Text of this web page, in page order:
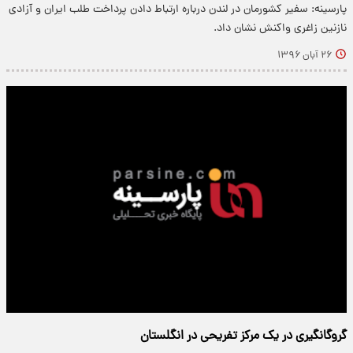
پارسینه: سفیر کشورمان در لندن درباره ارتباط دادن پرداخت طلب ایران و آزادی
نازنین زاغری واکنش نشان داد.
۲۶ آبان ۱۳۹۶
گروگانگیری در یک مرکز تفریحی در انگلستان